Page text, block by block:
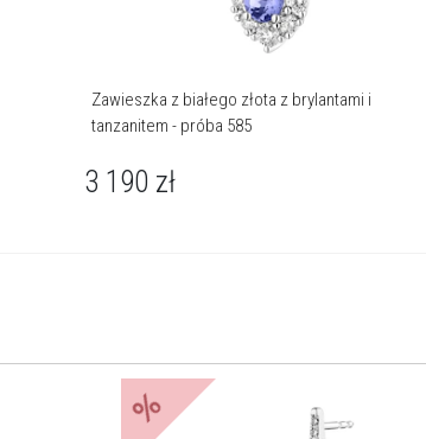
Zawieszka z białego złota z brylantami i
tanzanitem - próba 585
3 190 zł
%